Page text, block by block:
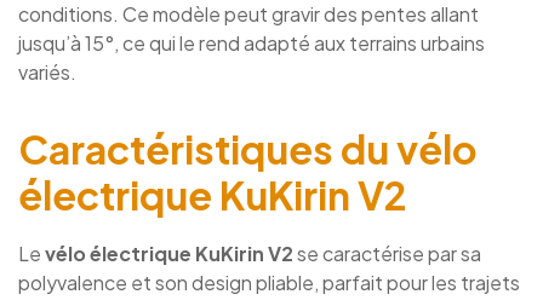
conditions. Ce modèle peut gravir des pentes allant
jusqu’à 15°, ce qui le rend adapté aux terrains urbains
variés.
Caractéristiques du vélo
électrique KuKirin V2
Levélo électrique KuKirin V2se caractérise par sa
polyvalence et son design pliable, parfait pour les trajets